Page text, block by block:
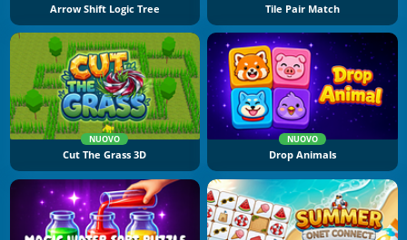
Arrow Shift Logic Tree Tile Pair Match
NUOVO
Cut The Grass 3D
NUOVO
Drop Animals